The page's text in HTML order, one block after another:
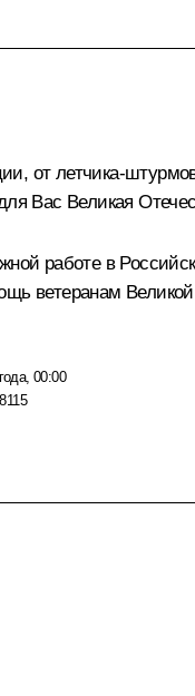
от летчика-
Вас Великая
работе в
ветеранам
00:00